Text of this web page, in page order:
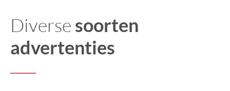
Diverse soorten
advertenties